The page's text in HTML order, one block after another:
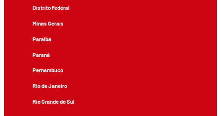
Distrito Federal
Minas Gerais
Paraíba
Paraná
Pernambuco
Rio de Janeiro
Rio Grande do Sul